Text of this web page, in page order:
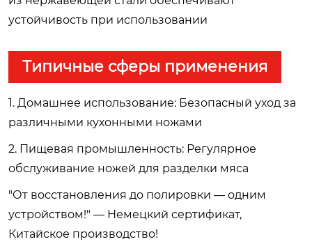
устойчивость при использовании
Типичные сферы применения
1. Домашнее использование: Безопасный уход за
различными кухонными ножами
2. Пищевая промышленность: Регулярное
обслуживание ножей для разделки мяса
"От восстановления до полировки — одним
устройством!" — Немецкий сертификат,
Китайское производство!